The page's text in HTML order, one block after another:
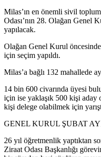
Milas’ın en önemli sivil
Odası’nın 28. Olağan Genel
yapılacak.
Olağan Genel Kurul
için seçim yapıldı.
Milas’a bağlı 132 mahallede
14 bin 600 civarında üyesi
için ise yaklaşık 500 kişi aday
kişi delege olabilmek için
GENEL KURUL ŞUBAT
26 yıl öğretmenlik yaptıktan
Ziraat Odası Başkanlığı